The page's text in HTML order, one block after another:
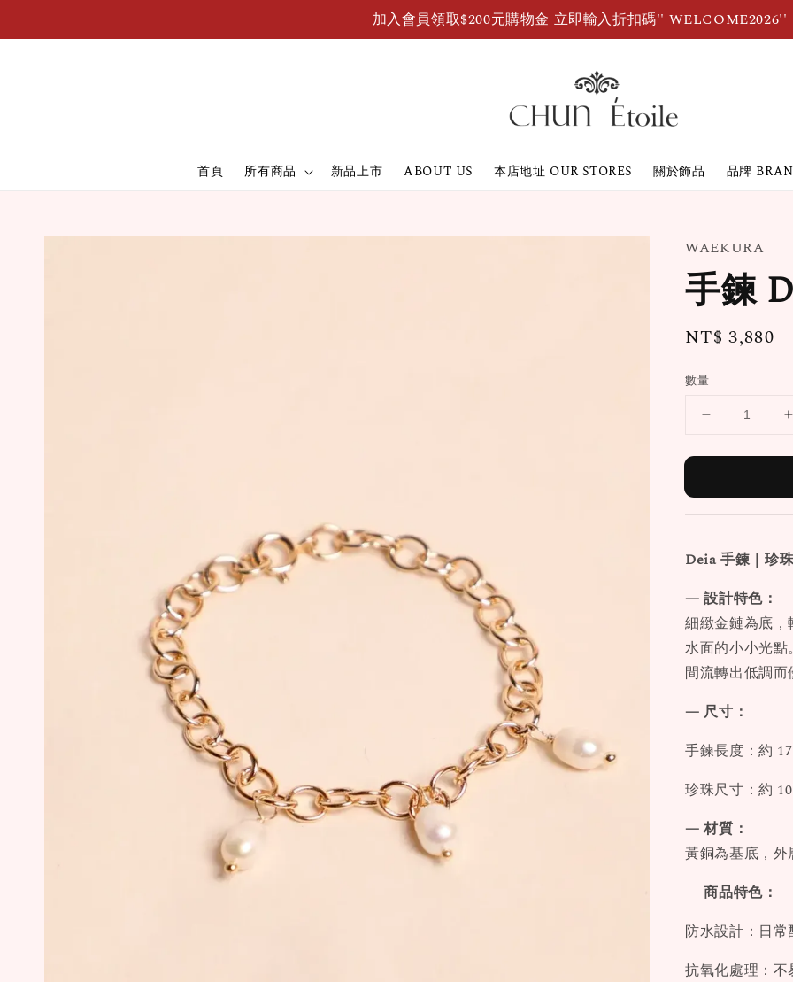
加入會員領取$200元購物金 立即輸入折扣碼'' WELCOME2026''
首頁 所有商品 新品上市 ABOUT US 本店地址 OUR STORES 關於飾品 品牌
WAEKURA
手鍊
Regular
NT$ 3,880
數量
Deia 手鍊｜珍
— 設計特色：
細緻金鏈為底
水面的小小光
間流轉出低調而
— 尺寸：
手鍊長度：約
珍珠尺寸：約
— 材質：
黃銅為基底，
—商品特色：
防水設計：日
抗氧化處理：